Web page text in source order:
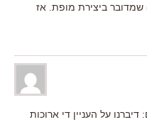
שמדובר ביצירת מופת. אז
על העניין די ארוכות